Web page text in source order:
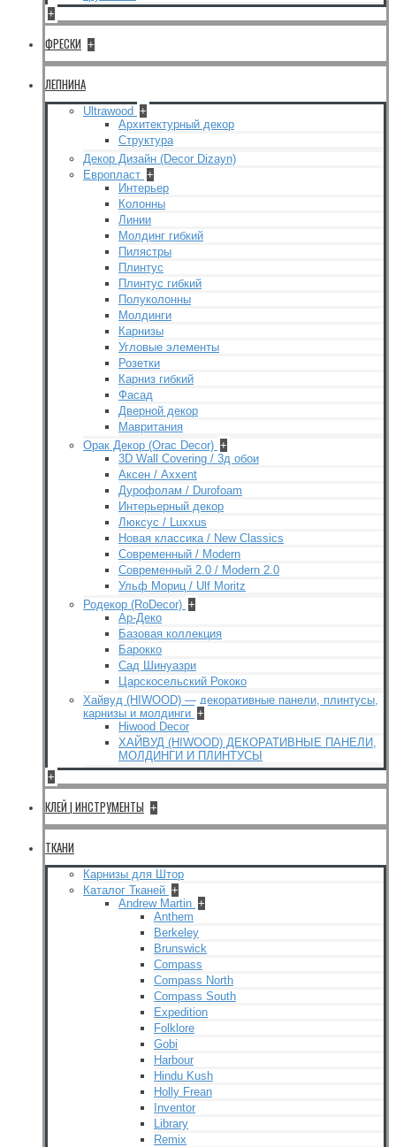
+
ФРЕСКИ +
ЛЕПНИНА
Ultrawood +
Архитектурный декор
Структура
Декор Дизайн (Decor Dizayn)
Европласт +
Интерьер
Колонны
Линии
Молдинг гибкий
Пилястры
Плинтус
Плинтус гибкий
Полуколонны
Молдинги
Карнизы
Угловые элементы
Розетки
Карниз гибкий
Фасад
Дверной декор
Мавритания
Орак Декор (Orac Decor) +
3D Wall Covering / 3д обои
Аксен / Axxent
Дурофолам / Durofoam
Интерьерный декор
Люксус / Luxxus
Новая классика / New Classics
Современный / Modern
Современный 2.0 / Modern 2.0
Ульф Мориц / Ulf Moritz
Родекор (RoDecor) +
Ар-Деко
Базовая коллекция
Барокко
Сад Шинуазри
Царскосельский Рококо
Хайвуд (HIWOOD) — декоративные панели, плинтусы,
карнизы и молдинги +
Hiwood Decor
ХАЙВУД (HIWOOD) ДЕКОРАТИВНЫЕ ПАНЕЛИ,
МОЛДИНГИ И ПЛИНТУСЫ
+
КЛЕЙ | ИНСТРУМЕНТЫ +
ТКАНИ
Карнизы для Штор
Каталог Тканей +
Andrew Martin +
Anthem
Berkeley
Brunswick
Compass
Compass North
Compass South
Expedition
Folklore
Gobi
Harbour
Hindu Kush
Holly Frean
Inventor
Library
Remix